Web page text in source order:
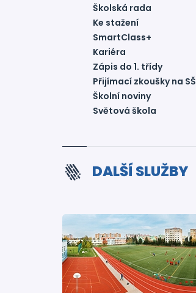
Školská rada
Ke stažení
SmartClass+
Kariéra
Zápis do 1. třídy
Přijímací zkoušky na SŠ
Školní noviny
Světová škola
DALŠÍ SLUŽBY